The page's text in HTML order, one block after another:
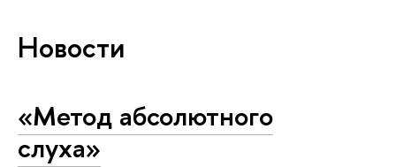
Новости
«Метод абсолютного
слуха»